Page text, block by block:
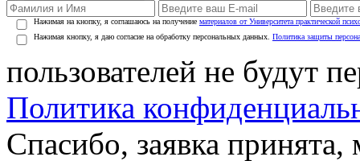
Нажимая на кнопку, я соглашаюсь на получение материалов от Университета практической
Нажимая кнопку, я даю согласие на обработку персональных данных. Политика защиты
пользователей не будут
Политика
Спасибо, заявка